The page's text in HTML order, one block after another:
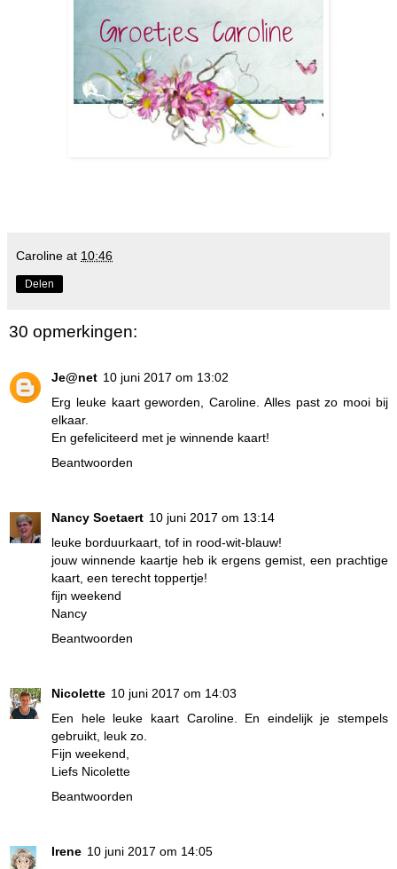
Caroline at 10:46
Delen
30 opmerkingen:
Je@net 10 juni 2017 om 13:02
Erg leuke kaart geworden, Caroline. Alles past zo mooi bij
elkaar.
En gefeliciteerd met je winnende kaart!
Beantwoorden
Nancy Soetaert 10 juni 2017 om 13:14
leuke borduurkaart, tof in rood-wit-blauw!
jouw winnende kaartje heb ik ergens gemist, een prachtige
kaart, een terecht toppertje!
fijn weekend
Nancy
Beantwoorden
Nicolette 10 juni 2017 om 14:03
Een hele leuke kaart Caroline. En eindelijk je stempels
gebruikt, leuk zo.
Fijn weekend,
Liefs Nicolette
Beantwoorden
Irene 10 juni 2017 om 14:05